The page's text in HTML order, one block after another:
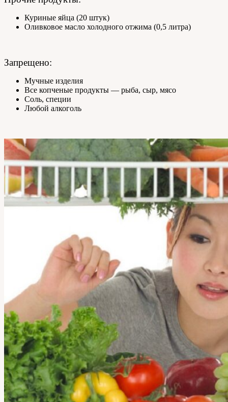
Куриные яйца (20 штук)
Оливковое масло холодного отжима (0,5 литра)
Запрещено:
Мучные изделия
Все копченые продукты — рыба, сыр, мясо
Соль, специи
Любой алкоголь